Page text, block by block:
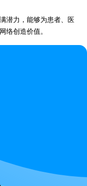
潜力，能够为患者、医
络创造价值。